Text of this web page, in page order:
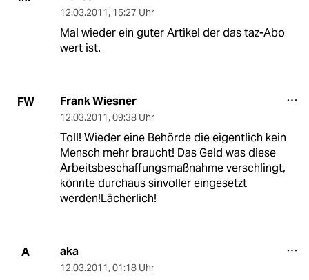
12.03.2011, 15:27 Uhr
Mal wieder ein guter Artikel der das taz-Abo
wert ist.
FW Frank Wiesner
12.03.2011, 09:38 Uhr
Toll! Wieder eine Behörde die eigentlich kein
Mensch mehr braucht! Das Geld was diese
Arbeitsbeschaffungsmaßnahme verschlingt,
könnte durchaus sinvoller eingesetzt
werden!Lächerlich!
A aka
12.03.2011, 01:18 Uhr